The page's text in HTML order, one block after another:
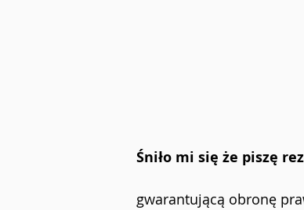
Śniło mi się że piszę
gwarantującą obronę